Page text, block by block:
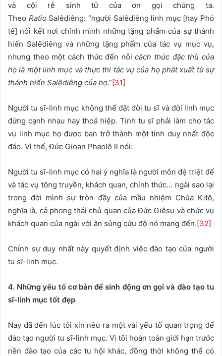
và cội rễ sinh tử của ơn gọi chúng ta.
Theo RatioSalêdiêng: “người Salêdiêng linh mục [hay Phó
tế] nối kết nơi chính mình những tặng phẩm của sự thánh
hiến Salêdiêng và những tặng phẩm của tác vụ mục vụ,
nhưng theo một cách thức đến nỗicách thức đặc thù của
họ là một linh mục và thực thi tác vụ của họ phát xuất từ sự
thánh hiến Salêdiêng của họ.”[31]
Người tu sĩ-linh mục không thể đặt đời tu sĩ và đời linh mục
đứng cạnh nhau hay thoả hiệp. Tính tu sĩ phải làm cho tác
vụ linh mục họ được ban trở thành một tính duy nhất độc
đáo. Vì thế, Đức Gioan Phaolô II nói:
Người tu sĩ-linh mục có hai ý nghĩa là người môn đệ triệt để
và tác vụ tông truyền, khách quan, chính thức… ngài sao lại
trong đời mình sự tròn đầy của mầu nhiệm Chúa Kitô,
nghĩa là, cả phong thái chủ quan của Đức Giêsu và chức vụ
khách quan của ngài với ân sủng cứu độ nó mang đến.[32]
Chính sự duy nhất này quyết định việc đào tạo của người
tu sĩ-linh mục.
4. Những yếu tố cơ bản để sinh động ơn gọi và đào tạo tu
sĩ-linh mục tốt đẹp
Nay đã đến lúc tôi xin nêu ra một vài yếu tố quan trọng để
đào tạo người tu sĩ-linh mục. Vì tôi hoàn toàn giới hạn trước
nền đào tạo của các tu hội khác, đồng thời không thể có